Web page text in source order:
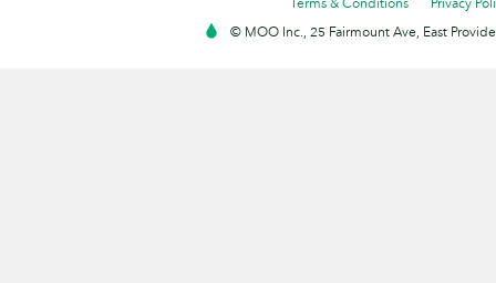
© MOO Inc., 25 Fairmount Ave, East